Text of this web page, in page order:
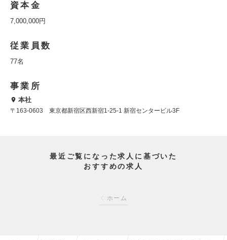
資本金
7,000,000円
従業員数
77名
事業所
本社
〒163-0603 東京都新宿区西新宿1-25-1 新宿センタービル3F
最近ご覧になった求人に基づいた
おすすめの求人
ホーム